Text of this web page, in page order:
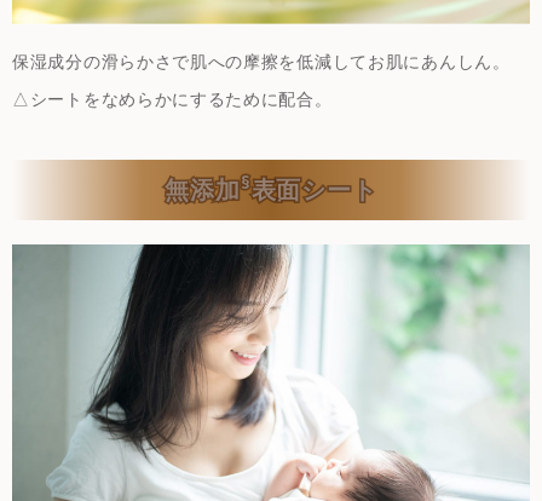
保湿成分の滑らかさで肌への摩擦を低減してお肌にあんしん。
△シートをなめらかにするために配合。
無添加§表面シート